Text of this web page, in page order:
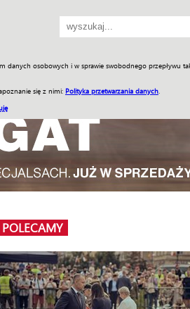
danych osobowych i w sprawie swobodnego przepływu
się z nimi: Polityka przetwarzania danych
Jednodniówki Praca w WIW
POLECAMY